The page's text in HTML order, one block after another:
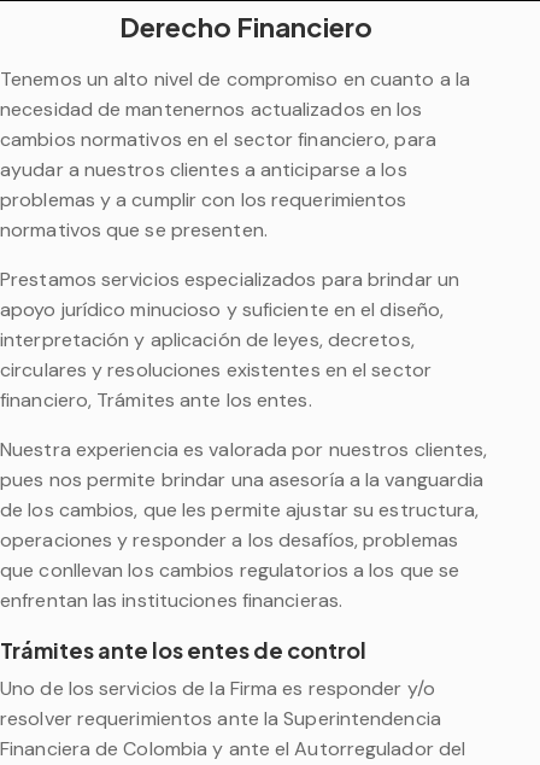
Derecho Financiero
Tenemos un alto nivel de compromiso en cuanto a la
necesidad de mantenernos actualizados en los
cambios normativos en el sector financiero, para
ayudar a nuestros clientes a anticiparse a los
problemas y a cumplir con los requerimientos
normativos que se presenten.
Prestamos servicios especializados para brindar un
apoyo jurídico minucioso y suficiente en el diseño,
interpretación y aplicación de leyes, decretos,
circulares y resoluciones existentes en el sector
financiero, Trámites ante los entes.
Nuestra experiencia es valorada por nuestros clientes,
pues nos permite brindar una asesoría a la vanguardia
de los cambios, que les permite ajustar su estructura,
operaciones y responder a los desafíos, problemas
que conllevan los cambios regulatorios a los que se
enfrentan las instituciones financieras.
Trámites ante los entes de control
Uno de los servicios de la Firma es responder y/o
resolver requerimientos ante la Superintendencia
Financiera de Colombia y ante el Autorregulador del